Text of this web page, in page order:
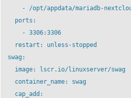
- /opt/appdata/mariadb-
    ports:
      - 3306:3306
    restart: unless-stopped
  swag:
    image: lscr.io/linuxserver/swag
    container_name: swag
    cap_add: